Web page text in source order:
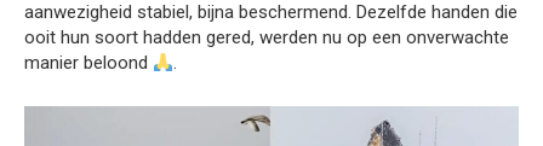
aanwezigheid stabiel, bijna beschermend. Dezelfde handen die
ooit hun soort hadden gered, werden nu op een onverwachte
manier beloond
.